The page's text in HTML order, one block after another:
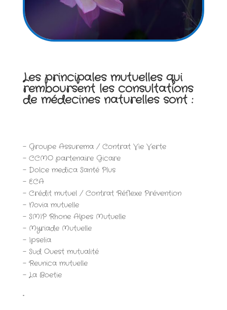
Les principales mutuelles qui
remboursent les consultations
de médecines naturelles sont :
– Groupe Assurema / Contrat Vie Verte
– CCMO partenaire Gicare
– Dolce medica Santé Plus
– ECA
– Crédit mutuel / Contrat Réflexe Prévention
– Novia mutuelle
– SMIP Rhone Alpes Mutuelle
– Myriade Mutuelle
– Ipselia
– Sud Ouest mutualité
– Reunica mutuelle
– La Boetie
..